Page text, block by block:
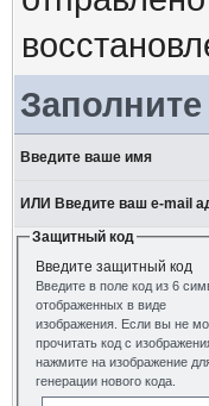
Введите ваше имя
ИЛИ Введите ваш e-mail
Защитный код
Введите защитный код
Введите в поле код из 6
отображенных в виде
изображения. Если вы не
прочитать код с
нажмите на изображение
генерации нового кода.